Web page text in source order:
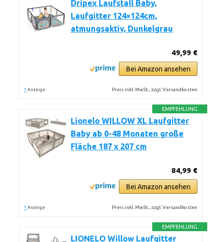
Dripex Laufstall Baby,
Laufgitter 124×124cm,
atmungsaktiv, Dunkelgrau
49,99 €
Bei Amazon ansehen
* Anzeige Preis inkl. MwSt., zzgl. Versandkosten
EMPFEHLUNG
Lionelo WILLOW XL Laufgitter
Baby ab 0-48 Monaten große
Fläche 187 x 207 cm
84,99 €
Bei Amazon ansehen
* Anzeige Preis inkl. MwSt., zzgl. Versandkosten
EMPFEHLUNG
LIONELO Willow Laufgitter